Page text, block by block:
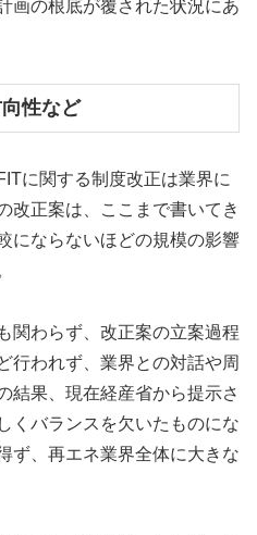
画の根底が覆された状況にあ
性など
に関する制度改正は業界に
改正案は、ここまで書いてき
にならないほどの規模の影響
関わらず、改正案の立案過程
行われず、業界との対話や周
結果、現在経産省から提示さ
くバランスを欠いたものにな
ず、再エネ業界全体に大きな